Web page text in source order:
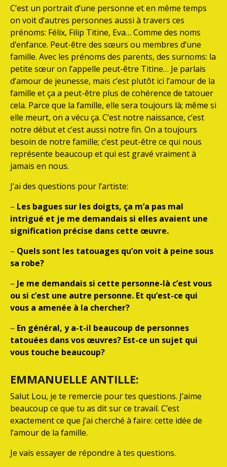
C’est un portrait d’une personne et en même temps
on voit d’autres personnes aussi à travers ces
prénoms: Félix, Filip Titine, Eva… Comme des noms
d’enfance. Peut-être des sœurs ou membres d’une
famille. Avec les prénoms des parents, des surnoms: la
petite sœur on l’appelle peut-être Titine… Je parlais
d’amour de jeunesse, mais c’est plutôt ici l’amour de la
famille et ça a peut-être plus de cohérence de tatouer
cela. Parce que la famille, elle sera toujours là; même si
elle meurt, on a vécu ça. C’est notre naissance, c’est
notre début et c’est aussi notre fin. On a toujours
besoin de notre famille; c’est peut-être ce qui nous
représente beaucoup et qui est gravé vraiment à
jamais en nous.
J’ai des questions pour l’artiste:
– Les bagues sur les doigts, ça m’a pas mal
intrigué et je me demandais si elles avaient une
signification précise dans cette œuvre.
– Quels sont les tatouages qu’on voit à peine sous
sa robe?
– Je me demandais si cette personne-là c’est vous
ou si c’est une autre personne. Et qu’est-ce qui
vous a amenée à la chercher?
– En général, y a-t-il beaucoup de personnes
tatouées dans vos œuvres? Est-ce un sujet qui
vous touche beaucoup?
EMMANUELLE ANTILLE:
Salut Lou, je te remercie pour tes questions. J’aime
beaucoup ce que tu as dit sur ce travail. C’est
exactement ce que j’ai cherché à faire: cette idée de
l’amour de la famille.
Je vais essayer de répondre à tes questions.